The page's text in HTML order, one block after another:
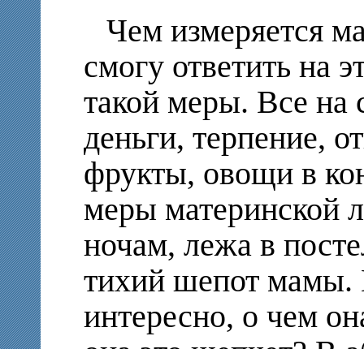
Чем измеряется
смогу ответить на
такой меры. Все на
деньги, терпение,
фрукты, овощи в
меры материнской
ночам, лежа в
тихий шепот
интересно, о чем